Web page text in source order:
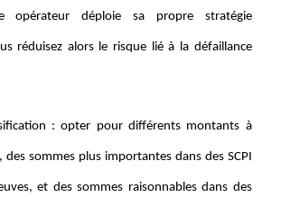
opérateur déploie sa propre stratégie
réduisez alors le risque lié à la défaillance
: opter pour différents montants à
des sommes plus importantes dans des SCPI
et des sommes raisonnables dans des